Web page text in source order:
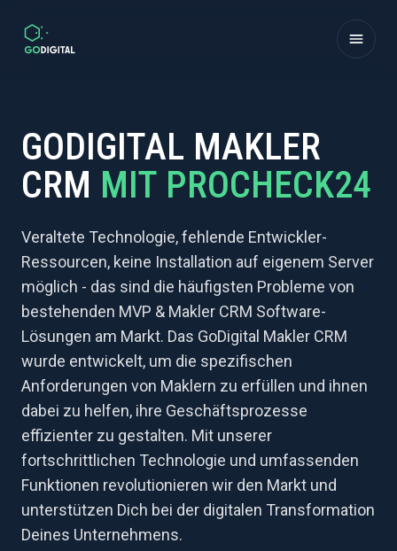
GODIGITAL MAKLER
CRM MIT PROCHECK24
Veraltete Technologie, fehlende Entwickler-
Ressourcen, keine Installation auf eigenem Server
möglich - das sind die häufigsten Probleme von
bestehenden MVP & Makler CRM Software-
Lösungen am Markt. Das GoDigital Makler CRM
wurde entwickelt, um die spezifischen
Anforderungen von Maklern zu erfüllen und ihnen
dabei zu helfen, ihre Geschäftsprozesse
effizienter zu gestalten. Mit unserer
fortschrittlichen Technologie und umfassenden
Funktionen revolutionieren wir den Markt und
unterstützen Dich bei der digitalen Transformation
Deines Unternehmens.